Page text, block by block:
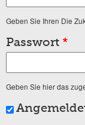
Geben Sie Ihren Die
Passwort *
Geben Sie hier das